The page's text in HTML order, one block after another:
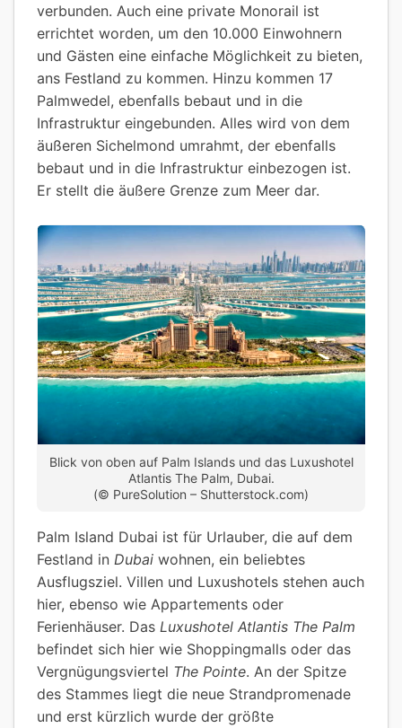
verbunden. Auch eine private Monorail ist
errichtet worden, um den 10.000 Einwohnern
und Gästen eine einfache Möglichkeit zu bieten,
ans Festland zu kommen. Hinzu kommen 17
Palmwedel, ebenfalls bebaut und in die
Infrastruktur eingebunden. Alles wird von dem
äußeren Sichelmond umrahmt, der ebenfalls
bebaut und in die Infrastruktur einbezogen ist.
Er stellt die äußere Grenze zum Meer dar.
Blick von oben auf Palm Islands und das Luxushotel
Atlantis The Palm, Dubai.
(© PureSolution – Shutterstock.com)
Palm Island Dubai ist für Urlauber, die auf dem
Festland in Dubai wohnen, ein beliebtes
Ausflugsziel. Villen und Luxushotels stehen auch
hier, ebenso wie Appartements oder
Ferienhäuser. Das Luxushotel Atlantis The Palm
befindet sich hier wie Shoppingmalls oder das
Vergnügungsviertel The Pointe. An der Spitze
des Stammes liegt die neue Strandpromenade
und erst kürzlich wurde der größte